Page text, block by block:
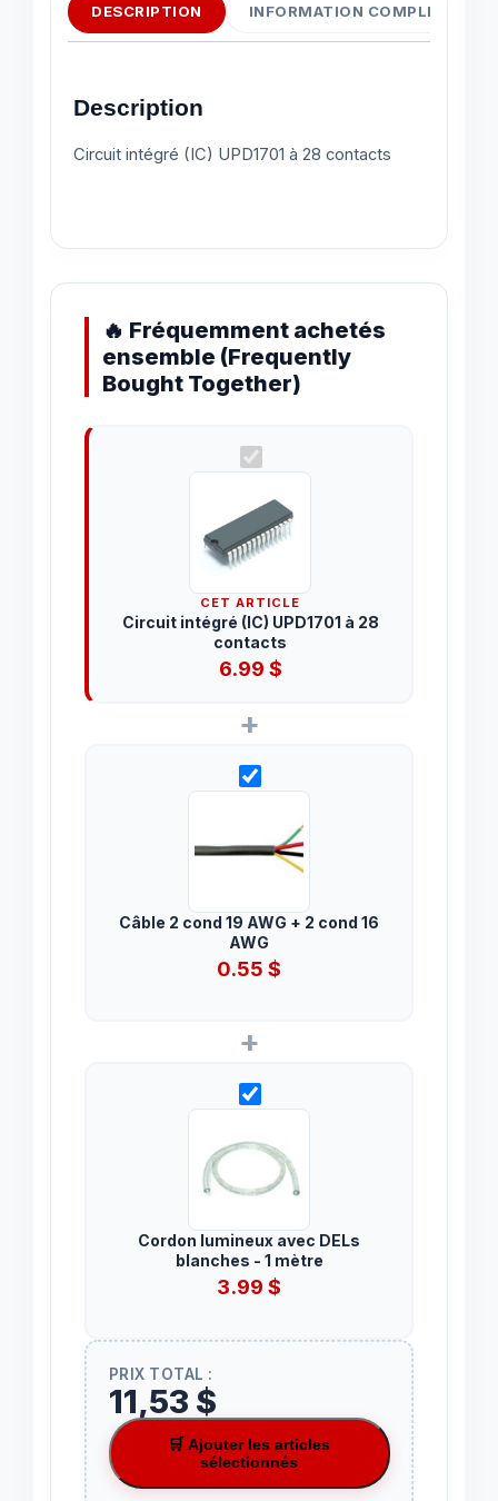
DESCRIPTION INFORMATION
Description
Circuit intégré (IC) UPD1701 à 28 contacts
🔥 Fréquemment achetés
ensemble (Frequently
Bought Together)
CET ARTICLE
Circuit intégré (IC) UPD1701 à 28
contacts
6.99 $
+
Câble 2 cond 19 AWG + 2 cond 16
AWG
0.55 $
+
Cordon lumineux avec DELs
blanches - 1 mètre
3.99 $
PRIX TOTAL :
11,53 $
🛒 Ajouter les articles
sélectionnés